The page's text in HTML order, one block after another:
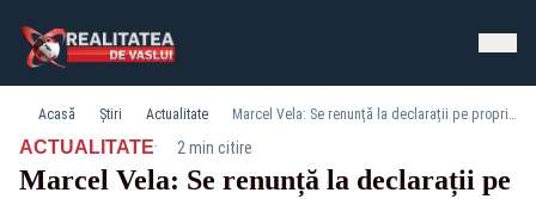
Acasă Știri Actualitate Marcel Vela: Se renunță la declarații pe propria răspundere doar dacă virusul se va afla pe un trend DESCENDENT
ACTUALITATE· 2 min citire
Marcel Vela: Se renunță la declarații pe